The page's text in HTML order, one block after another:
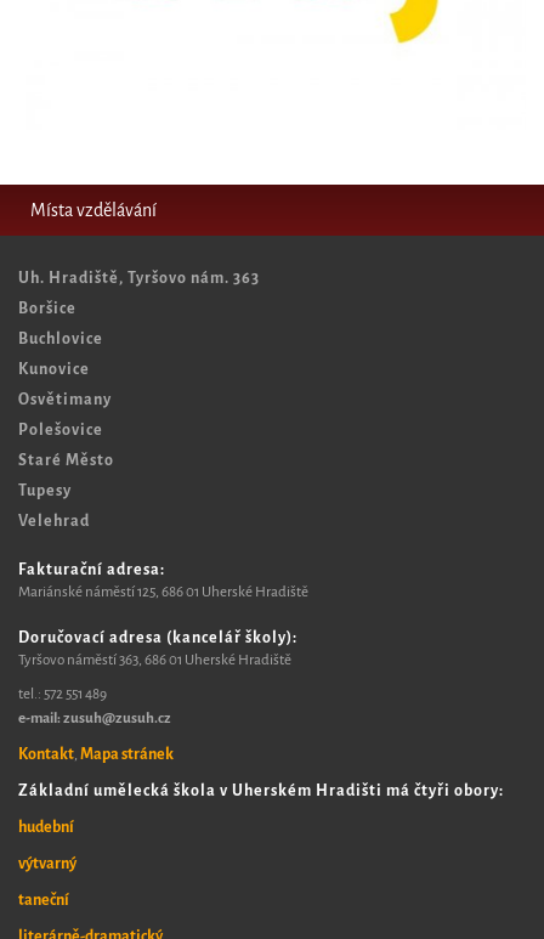
Místa vzdělávání
Uh. Hradiště, Tyršovo nám. 363
Boršice
Buchlovice
Kunovice
Osvětimany
Polešovice
Staré Město
Tupesy
Velehrad
Fakturační adresa:
Mariánské náměstí 125, 686 01 Uherské Hradiště
Doručovací adresa (kancelář školy):
Tyršovo náměstí 363, 686 01 Uherské Hradiště
tel.: 572 551 489​
e-mail: zusuh@zusuh.cz
Kontakt, Mapa stránek
Základní umělecká škola v Uherském Hradišti má čtyři obory:
hudební
výtvarný
taneční